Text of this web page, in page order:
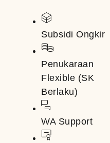
Subsidi Ongkir
Penukaraan
Flexible (SK
Berlaku)
WA Support